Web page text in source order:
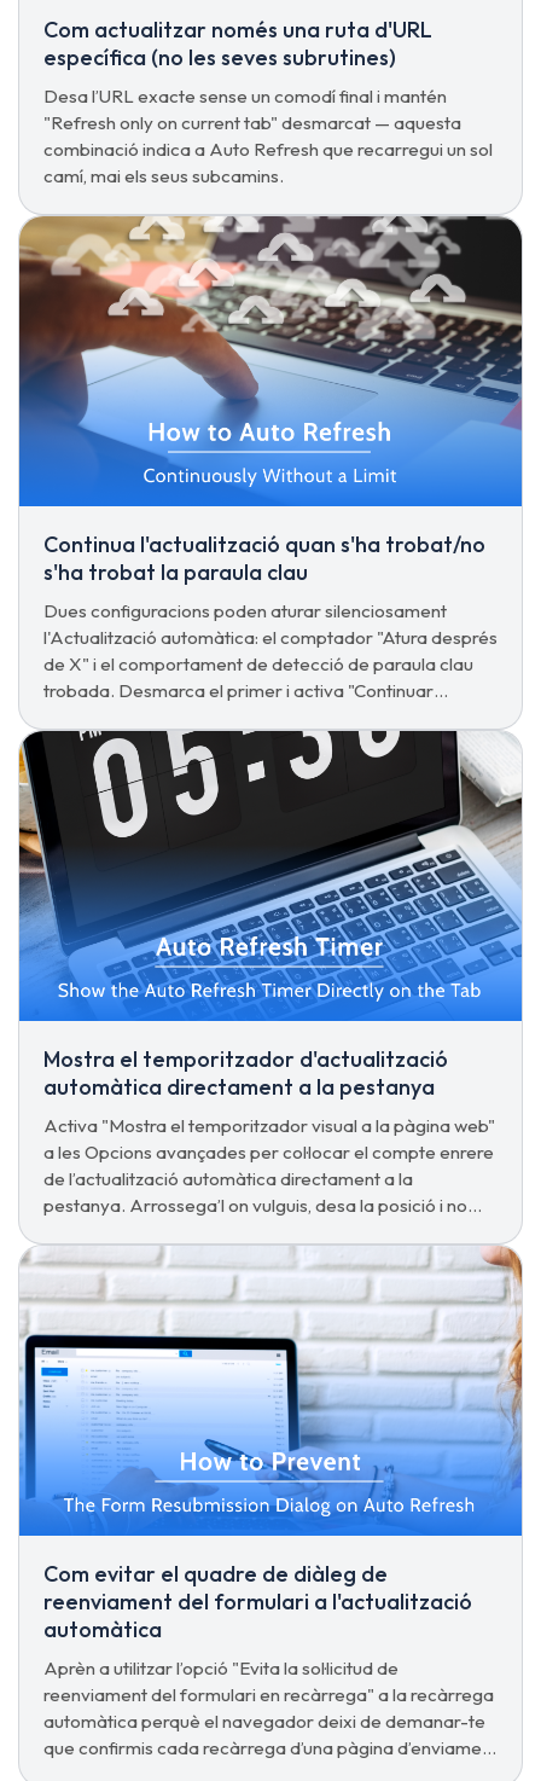
Com actualitzar només una ruta d'URL
específica (no les seves subrutines)
Desa l’URL exacte sense un comodí final i mantén
"Refresh only on current tab" desmarcat — aquesta
combinació indica a Auto Refresh que recarregui un sol
camí, mai els seus subcamins.
Continua l'actualització quan s'ha trobat/no
s'ha trobat la paraula clau
Dues configuracions poden aturar silenciosament
l'Actualització automàtica: el comptador "Atura després
de X" i el comportament de detecció de paraula clau
trobada. Desmarca el primer i activa "Continuar
per a un cicle il·limitat.
Mostra el temporitzador d'actualització
automàtica directament a la pestanya
Activa "Mostra el temporitzador visual a la pàgina web"
a les Opcions avançades per col·locar el compte enrere
de l’actualització automàtica directament a la
pestanya. Arrossega’l on vulguis, desa la posició i no
Com evitar el quadre de diàleg de
reenviament del formulari a l'actualització
automàtica
Aprèn a utilitzar l’opció "Evita la sol·licitud de
reenviament del formulari en recàrrega" a la recàrrega
automàtica perquè el navegador deixi de demanar-te
que confirmis cada recàrrega d’una pàgina d’enviament